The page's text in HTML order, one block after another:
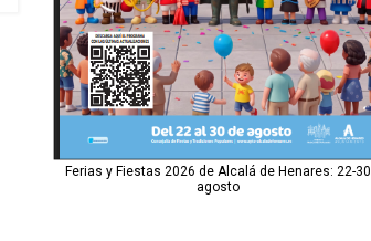
Ferias y Fiestas 2026 de Alcalá de Henares: 22-30
agosto